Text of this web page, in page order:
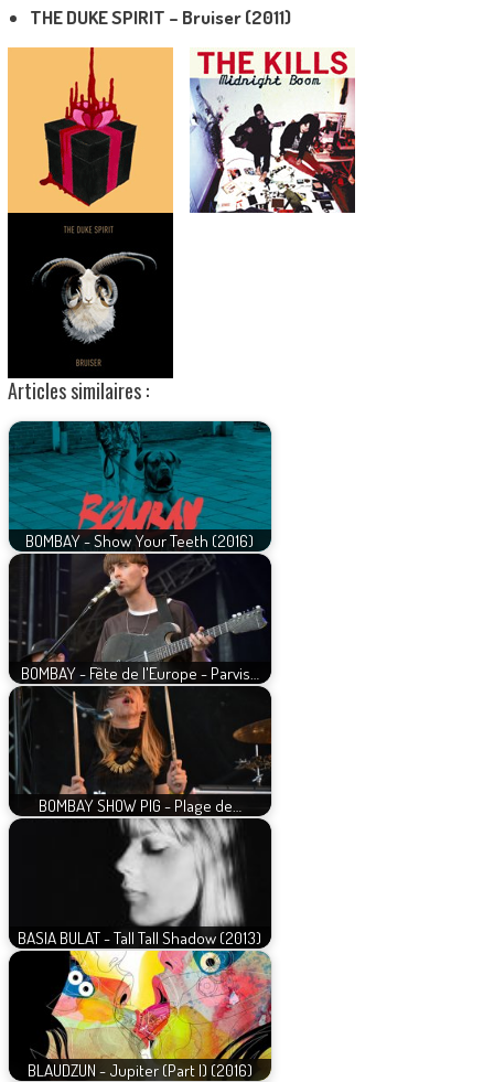
THE DUKE SPIRIT – Bruiser (2011)
Articles similaires :
BOMBAY - Show Your Teeth (2016)
BOMBAY - Fête de l'Europe - Parvis…
BOMBAY SHOW PIG - Plage de…
BASIA BULAT - Tall Tall Shadow (2013)
BLAUDZUN - Jupiter (Part I) (2016)